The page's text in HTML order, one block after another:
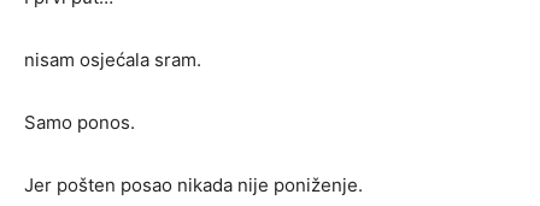
nisam osjećala sram.
Samo ponos.
Jer pošten posao nikada nije poniženje.